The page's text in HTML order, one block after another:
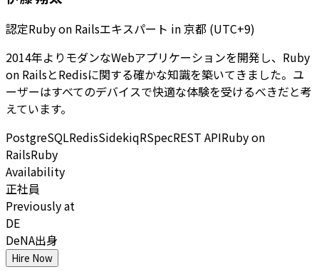
認定Ruby on Railsエキスパート in京都 (UTC+9)
2014年よりモダンなWebアプリケーションを開発し、Ruby
on RailsとRedisに関する確かな知識を築いてきました。ユ
ーザーはすべてのデバイスで快適な体験を受けるべきだと考
えています。
PostgreSQLRedisSidekiqRSpecREST APIRuby on
RailsRuby
Availability
正社員
Previously at
DE
DeNA出身
Hire Now